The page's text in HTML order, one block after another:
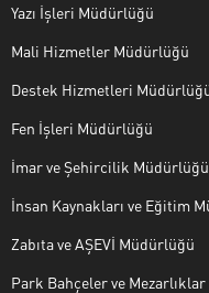
Yazı İşleri Müdürlüğü
Mali Hizmetler Müdürlüğü
Destek Hizmetleri
Fen İşleri Müdürlüğü
İmar ve Şehircilik Müdürlüğü
İnsan Kaynakları ve Eğitim
Zabıta ve AŞEVİ Müdürlüğü
Park Bahçeler ve